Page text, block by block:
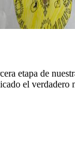
etapa de
el verdadero